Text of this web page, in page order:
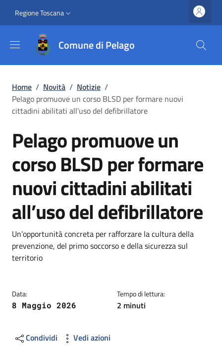
Slim top
Regione Toscana
Comune di Pelago
Briciole di pane
Home / Novità / Notizie /
Pelago promuove un corso BLSD per formare nuovi
cittadini abilitati all’uso del defibrillatore
Pelago promuove un
corso BLSD per formare
nuovi cittadini abilitati
all’uso del defibrillatore
Dettagli
Descrizione breve
Un’opportunità concreta per rafforzare la cultura della
prevenzione, del primo soccorso e della sicurezza sul
territorio
Data:
8 Maggio 2026
Tempo di lettura:
2 minuti
Condividi Vedi azioni